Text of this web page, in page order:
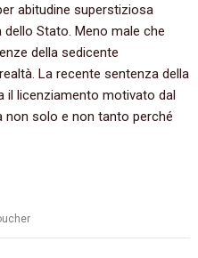
abitudine superstiziosa
dello Stato.‭ ‬Meno male che
della sedicente
‬La recente sentenza della
il licenziamento motivato dal‭
non solo e non tanto perché